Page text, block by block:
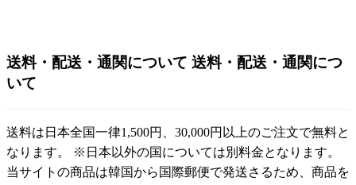
送料・配送・通関について 送料・配送・通関につ
いて
送料は日本全国一律1,500円、30,000円以上のご注文で無料と
なります。 ※日本以外の国については別料金となります。
当サイトの商品は韓国から国際郵便で発送さるため、商品を